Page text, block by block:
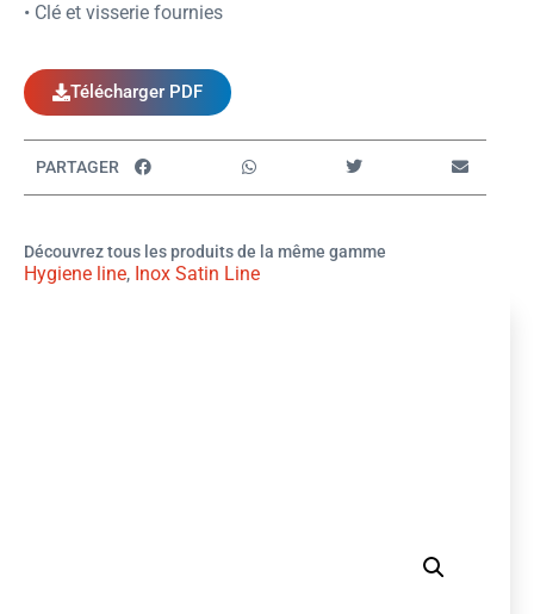
• Clé et visserie fournies
Télécharger PDF
PARTAGER
Découvrez tous les produits de la même gamme
Hygiene line, Inox Satin Line